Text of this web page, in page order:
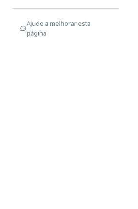
Ajude a melhorar esta
página